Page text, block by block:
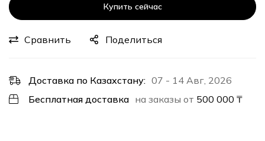
Купить сейчас
Сравнить Поделиться
Доставка по Казахстану: 07 - 14 Авг, 2026
Бесплатная доставка на заказы от 500 000 ₸